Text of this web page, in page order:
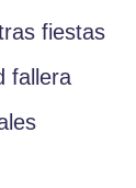
fiestas
fallera